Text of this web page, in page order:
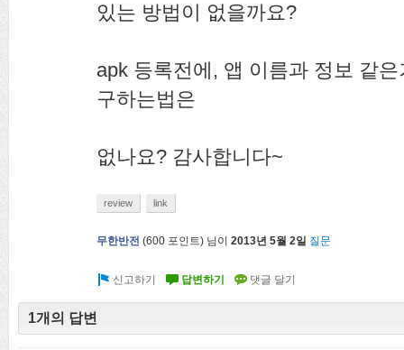
있는 방법이 없을까요?
apk 등록전에, 앱 이름과 정보 같
구하는법은
없나요? 감사합니다~
review link
무한반전 (600 포인트) 님이 2013년 5월 2일 질문
1개의 답변